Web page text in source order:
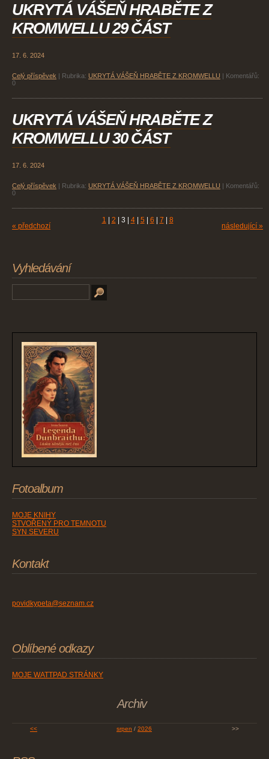
UKRYTÁ VÁŠEŇ HRABĚTE Z
KROMWELLU 29 ČÁST
17. 6. 2024
Celý příspěvek Rubrika: UKRYTÁ VÁŠEŇ HRABĚTE Z KROMWELLU
Komentářů:
0
UKRYTÁ VÁŠEŇ HRABĚTE Z
KROMWELLU 30 ČÁST
17. 6. 2024
Celý příspěvek Rubrika: UKRYTÁ VÁŠEŇ HRABĚTE Z KROMWELLU
Komentářů:
0
« předchozí
1 2 3 4 5 6 7 8
následující »
Vyhledávání
Fotoalbum
MOJE KNIHY
STVOŘENÝ PRO TEMNOTU
SYN SEVERU
Kontakt
povidkypeta@seznam.cz
Oblíbené odkazy
MOJE WATTPAD STRÁNKY
Archiv
<< srpen / 2026 >>